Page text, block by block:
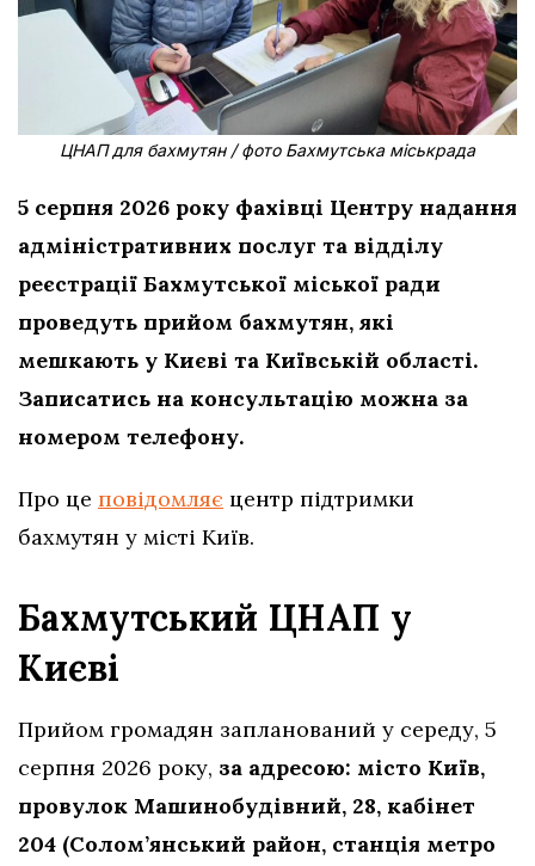
ЦНАП для бахмутян / фото Бахмутська міськрада
5 серпня 2026 року фахівці Центру надання
адміністративних послуг та відділу
реєстрації Бахмутської міської ради
проведуть прийом бахмутян, які
мешкають у Києві та Київській області.
Записатись на консультацію можна за
номером телефону.
Про це повідомляє центр підтримки
бахмутян у місті Київ.
Бахмутський ЦНАП у
Києві
Прийом громадян запланований у середу, 5
серпня 2026 року, за адресою: місто Київ,
провулок Машинобудівний, 28, кабінет
204 (Солом’янський район, станція метро